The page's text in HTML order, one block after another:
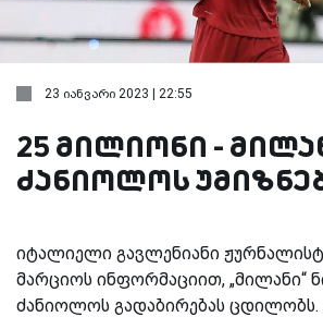
23 იანვარი 2023 | 22:55
25 მილიონი -
ძანიოლოს
იტალიელი გავლენიანი
მარციოს ინფორმაციით, „მილანი“
ძანიოლოს გადაბირებას ცდილობს.